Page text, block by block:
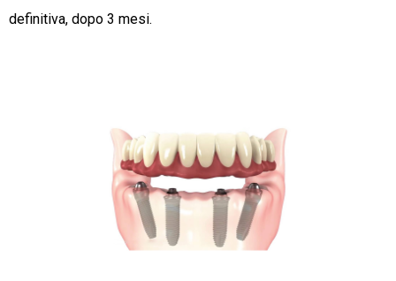
definitiva, dopo 3 mesi.